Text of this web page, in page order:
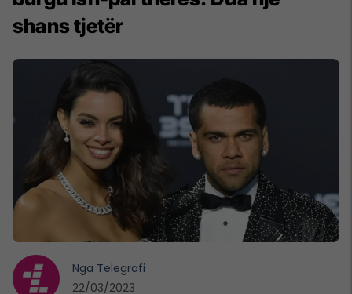
shans tjetër
Nga Telegrafi
22/03/2023